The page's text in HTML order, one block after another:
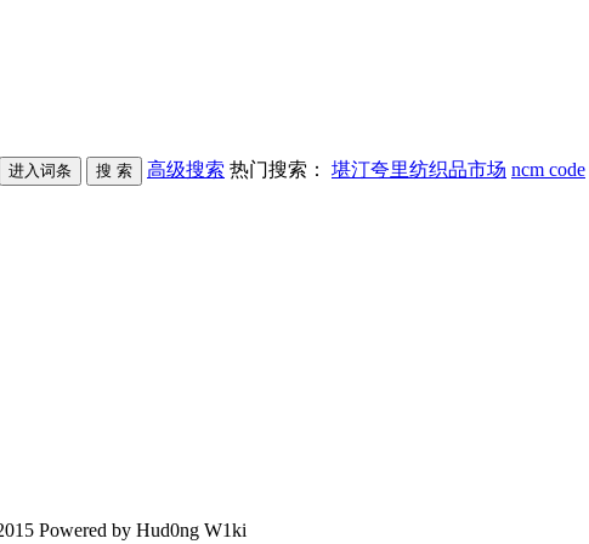
高级搜索 热门搜索： 堪汀夸里纺织品市场 ncm code
Powered by Hud0ng W1ki